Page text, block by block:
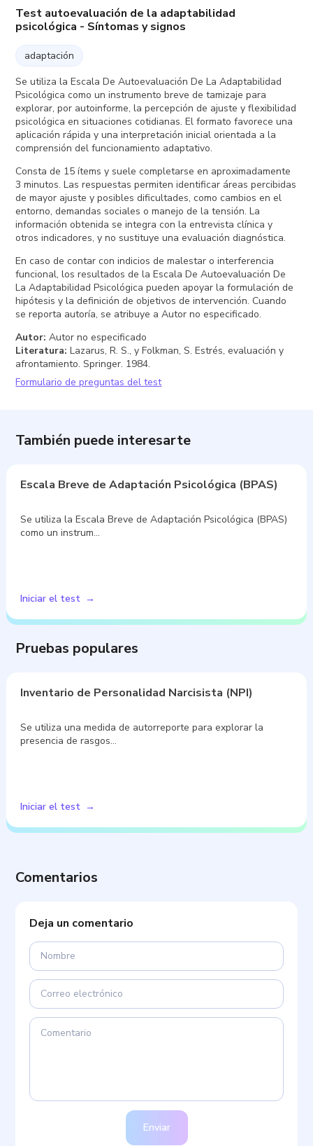
Test autoevaluación de la adaptabilidad
psicológica - Síntomas y signos
adaptación
Se utiliza la Escala De Autoevaluación De La Adaptabilidad
Psicológica como un instrumento breve de tamizaje para
explorar, por autoinforme, la percepción de ajuste y flexibilidad
psicológica en situaciones cotidianas. El formato favorece una
aplicación rápida y una interpretación inicial orientada a la
comprensión del funcionamiento adaptativo.
Consta de 15 ítems y suele completarse en aproximadamente
3 minutos. Las respuestas permiten identificar áreas percibidas
de mayor ajuste y posibles dificultades, como cambios en el
entorno, demandas sociales o manejo de la tensión. La
información obtenida se integra con la entrevista clínica y
otros indicadores, y no sustituye una evaluación diagnóstica.
En caso de contar con indicios de malestar o interferencia
funcional, los resultados de la Escala De Autoevaluación De
La Adaptabilidad Psicológica pueden apoyar la formulación de
hipótesis y la definición de objetivos de intervención. Cuando
se reporta autoría, se atribuye a Autor no especificado.
Autor: Autor no especificado
Literatura: Lazarus, R. S., y Folkman, S. Estrés, evaluación y
afrontamiento. Springer. 1984.
Formulario de preguntas del test
También puede interesarte
Escala Breve de Adaptación Psicológica (BPAS)
Se utiliza la Escala Breve de Adaptación Psicológica (BPAS)
como un instrum…
Iniciar el test
Pruebas populares
Inventario de Personalidad Narcisista (NPI)
Se utiliza una medida de autorreporte para explorar la
presencia de rasgos…
Iniciar el test
Comentarios
Deja un comentario
Enviar